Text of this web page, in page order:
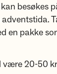
besøkes
en pakke
være 20-50